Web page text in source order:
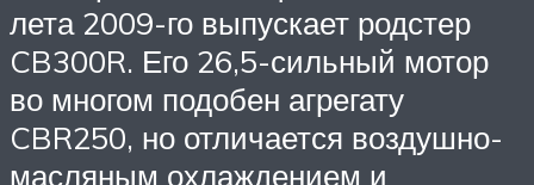
лета 2009-го выпускает родстер
CB300R. Его 26,5-сильный мотор
во многом подобен агрегату
CBR250, но отличается воздушно-
масляным охлаждением и